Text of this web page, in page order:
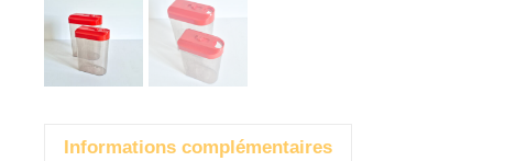
Informations complémentaires